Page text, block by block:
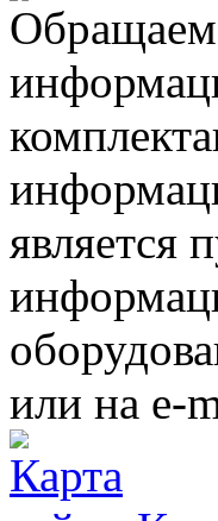
Обращаем
является
или на e-